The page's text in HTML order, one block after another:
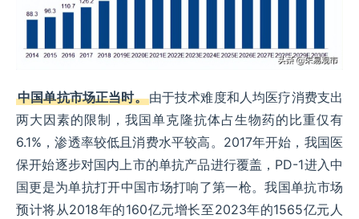
中国单抗市场正当时。由于技术难度和人均医疗消费支出
两大因素的限制，我国单克隆抗体占生物药的比重仅有
6.1%，渗透率较低且消费水平较高。2017年开始，我国医
保开始逐步对国内上市的单抗产品进行覆盖，PD-1进入中
国更是为单抗打开中国市场打响了第一枪。我国单抗市场
预计将从2018年的160亿元增长至2023年的1565亿元人